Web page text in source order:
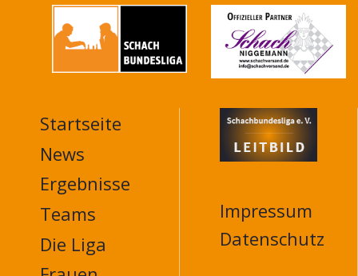
MAIN
NAVIGATION
FOOTER
Startseite
News
Ergebnisse
Teams
Die Liga
Impressum
Datenschutz